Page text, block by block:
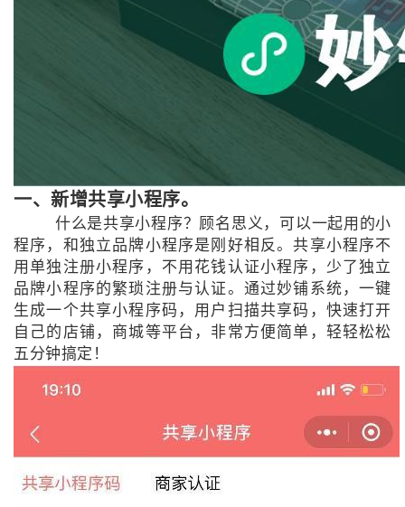
一、新增共享小程序。
什么是共享小程序？顾名思义，可以一起用的小
程序，和独立品牌小程序是刚好相反。共享小程序不
用单独注册小程序，不用花钱认证小程序，少了独立
品牌小程序的繁琐注册与认证。通过妙铺系统，一键
生成一个共享小程序码，用户扫描共享码，快速打开
自己的店铺，商城等平台，非常方便简单，轻轻松松
五分钟搞定！